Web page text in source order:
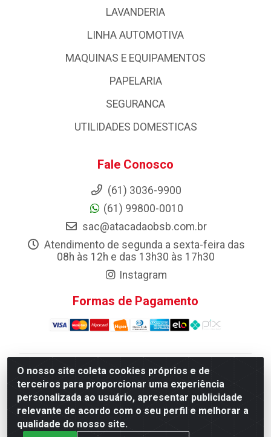
O nosso site coleta cookies próprios e de
terceiros para proporcionar uma experiência
personalizada ao usuário, apresentar publicidade
relevante de acordo com o seu perfil e melhorar a
qualidade do nosso site.
LAVANDERIA
LINHA AUTOMOTIVA
MAQUINAS E EQUIPAMENTOS
PAPELARIA
SEGURANCA
UTILIDADES DOMESTICAS
Fale Conosco
(61) 3036-9900
(61) 99800-0010
sac@atacadaobsb.com.br
Atendimento de segunda a sexta-feira das
08h às 12h e das 13h30 às 17h30
Instagram
Formas de Pagamento
Atacadao da Limpeza F. Pereira Queiroz Comercio e
Distribuicao LTDA - Quadra Qi 10 Lotes 39 e, 41 - Setor
Industrial (Taguatinga), Brasília/DF - CEP 72.135-100 -
CNPJ 13.184.675/0001-80